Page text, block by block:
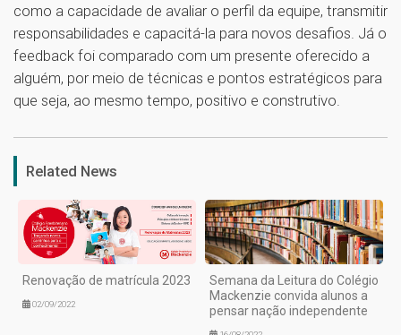
como a capacidade de avaliar o perfil da equipe, transmitir
responsabilidades e capacitá-la para novos desafios. Já o
feedback foi comparado com um presente oferecido a
alguém, por meio de técnicas e pontos estratégicos para
que seja, ao mesmo tempo, positivo e construtivo.
1
Related News
Renovação de matrícula 2023
02/09/2022
Semana da Leitura do Colégio
Mackenzie convida alunos a
pensar nação independente